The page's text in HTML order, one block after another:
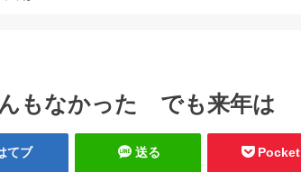
もなかった でも来年は
てブ 送る Pocket